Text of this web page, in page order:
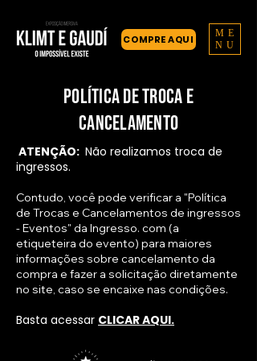
COMPRE AQUI
ME
NU
política de troca e
cancelamento
ATENÇÃO: Não realizamos troca de
ingressos.
Contudo, você pode verificar a "Política
de Trocas e Cancelamentos de ingressos
- Eventos" da Ingresso. com (a
etiqueteira do evento) para maiores
informações sobre cancelamento da
compra e fazer a solicitação diretamente
no site, caso se encaixe nas condições.
Basta acessar CLICAR AQUI.